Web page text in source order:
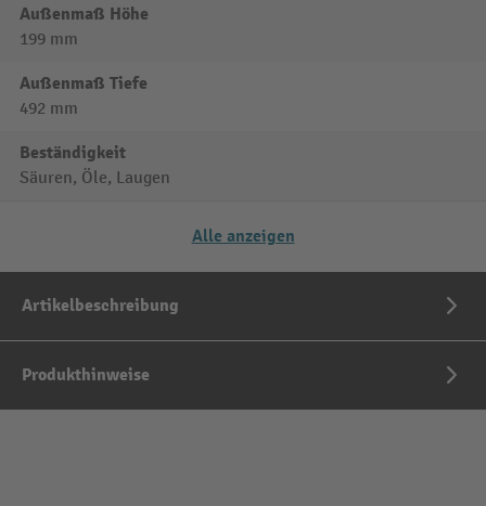
Außenmaß Höhe
199 mm
Außenmaß Tiefe
492 mm
Beständigkeit
Säuren, Öle, Laugen
Alle anzeigen
Artikelbeschreibung
Produkthinweise